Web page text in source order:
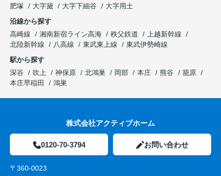
肥塚
大字黛 大字下細谷
大字用土
沿線から探す
高崎線
湘南新宿ライン高海 秩父鉄道
上越新幹線
北陸新幹線
八高線 東武東上線
東武伊勢崎線
駅から探す
深谷
吹上 神保原 北鴻巣 岡部 本庄 熊谷
籠原
本庄早稲田
鴻巣
株式会社アクティブホーム
0120-70-3794 お問い合わせ
〒360-0023